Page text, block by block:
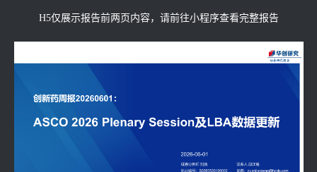
H5仅展示报告前两页内容，请前往小程序查看完整报告